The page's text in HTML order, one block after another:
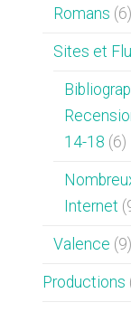
Romans (6)
Sites et
14-18 (6)
Internet
Valence (9)
Productions